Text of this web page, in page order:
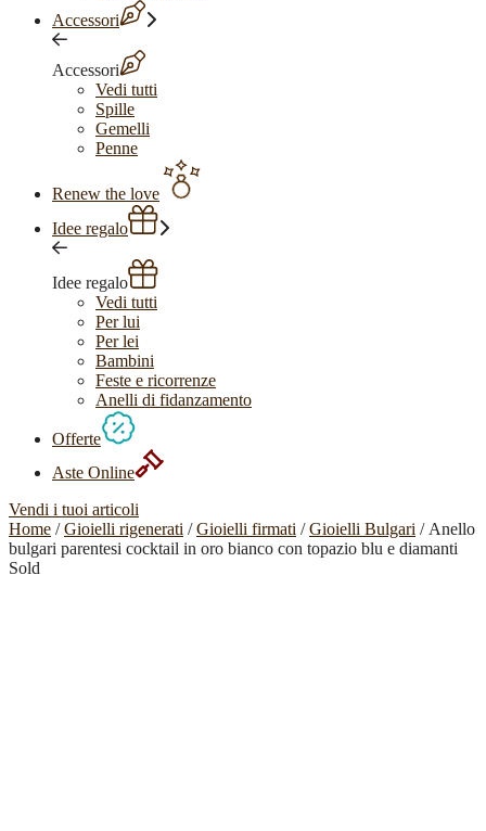
Accessori
Accessori
Vedi tutti
Spille
Gemelli
Penne
Renew the love
Idee regalo
Idee regalo
Vedi tutti
Per lui
Per lei
Bambini
Feste e ricorrenze
Anelli di fidanzamento
Offerte
Aste Online
Vendi i tuoi articoli
Home /Gioielli rigenerati /Gioielli firmati /Gioielli Bulgari / Anello
bulgari parentesi cocktail in oro bianco con topazio blu e diamanti
Sold